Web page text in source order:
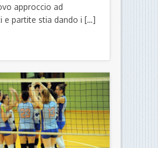
approccio ad
e partite stia dando i […]